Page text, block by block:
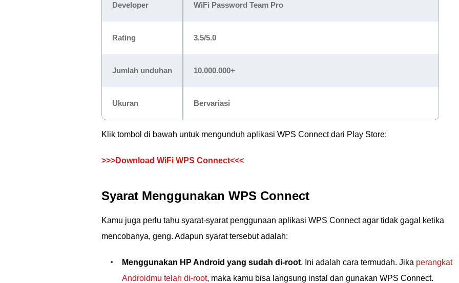
Developer WiFi Password Team Pro
Rating 3.5/5.0
Jumlah unduhan 10.000.000+
Ukuran Bervariasi
Klik tombol di bawah untuk mengunduh aplikasi WPS Connect dari Play Store:
>>>Download WiFi WPS Connect<<<
Syarat Menggunakan WPS Connect
Kamu juga perlu tahu syarat-syarat penggunaan aplikasi WPS Connect agar tidak gagal ketika
mencobanya, geng. Adapun syarat tersebut adalah:
Menggunakan HP Android yang sudah di-root. Ini adalah cara termudah. Jika perangkat
Androidmu telah di-root, maka kamu bisa langsung instal dan gunakan WPS Connect.